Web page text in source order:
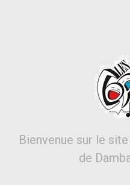
Bienvenue sur le
de